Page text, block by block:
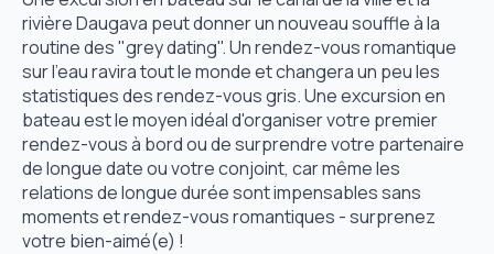
rivière Daugava peut donner un nouveau souffle à la
routine des "grey dating". Un rendez-vous romantique
sur l'eau ravira tout le monde et changera un peu les
statistiques des rendez-vous gris. Une excursion en
bateau est le moyen idéal d'organiser votre premier
rendez-vous à bord ou de surprendre votre partenaire
de longue date ou votre conjoint, car même les
relations de longue durée sont impensables sans
moments et rendez-vous romantiques - surprenez
votre bien-aimé(e) !